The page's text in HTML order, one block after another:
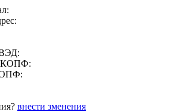
внести зменения